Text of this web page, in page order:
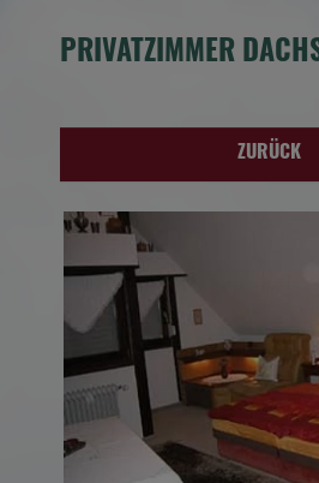
PRIVATZIMMER
ZURÜCK